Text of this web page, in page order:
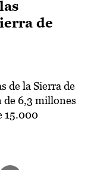
de
de la Sierra de
de 6,3 millones
15.000